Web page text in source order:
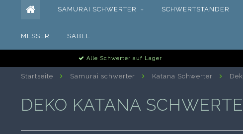
SAMURAI SCHWERTER SCHWERTSTANDER
MESSER SABEL
Alle Schwerter auf Lager
Startseite Samurai schwerter Katana Schwerter
DEKO KATANA